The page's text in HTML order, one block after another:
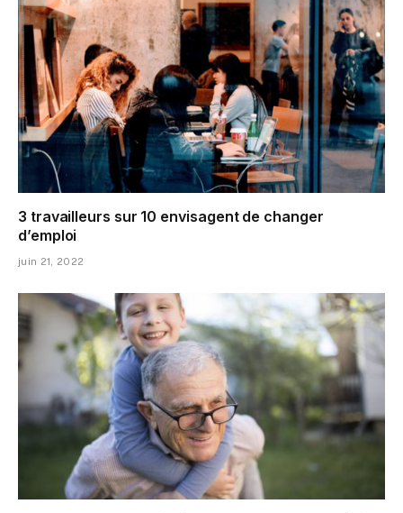
3 travailleurs sur 10 envisagent de changer
d’emploi
juin 21, 2022